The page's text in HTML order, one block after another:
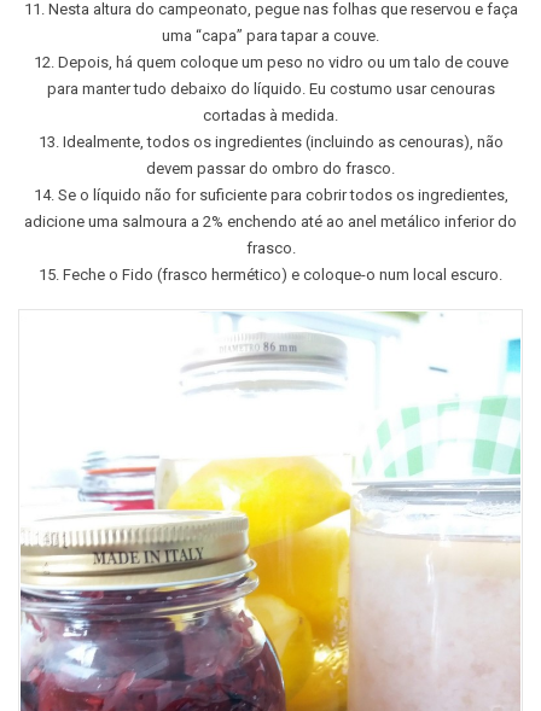
11. Nesta altura do campeonato, pegue nas folhas que reservou e faça
uma “capa” para tapar a couve.
12. Depois, há quem coloque um peso no vidro ou um talo de couve
para manter tudo debaixo do líquido. Eu costumo usar cenouras
cortadas à medida.
13. Idealmente, todos os ingredientes (incluindo as cenouras), não
devem passar do ombro do frasco.
14. Se o líquido não for suficiente para cobrir todos os ingredientes,
adicione uma salmoura a 2% enchendo até ao anel metálico inferior do
frasco.
15. Feche o Fido (frasco hermético) e coloque-o num local escuro.